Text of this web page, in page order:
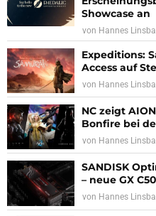
Showcase an
von Hannes
Expeditions:
Access auf
von Hannes
NC zeigt
Bonfire bei
von Hannes
SANDISK
– neue GX
von Hannes